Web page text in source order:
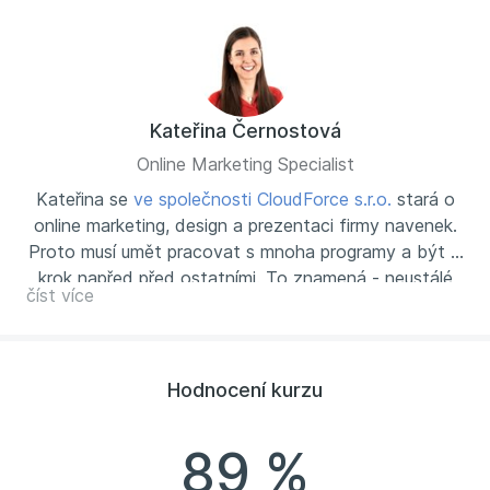
Kateřina Černostová
Online Marketing Specialist
Kateřina se ve společnosti CloudForce s.r.o. stará o
online marketing, design a prezentaci firmy navenek.
Proto musí umět pracovat s mnoha programy a být o
krok napřed před ostatními. To znamená - neustálé
studium informací a novinek týkajících se jednotlivých
v PowerPointu ukáže maximum. Naučí Vás tvořit
vyzařovat Kateřiny veselá a přátelská povaha.
číst více
Hodnocení kurzu
89 %